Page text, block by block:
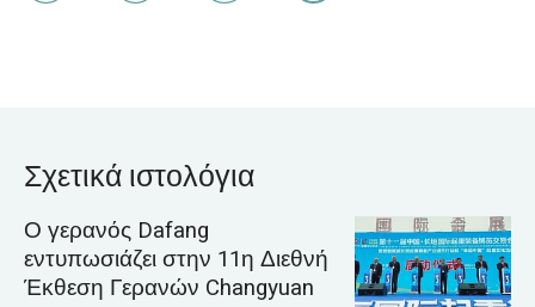
Σχετικά ιστολόγια
Ο γερανός Dafang
εντυπωσιάζει στην 11η Διεθνή
Έκθεση Γερανών Changyuan